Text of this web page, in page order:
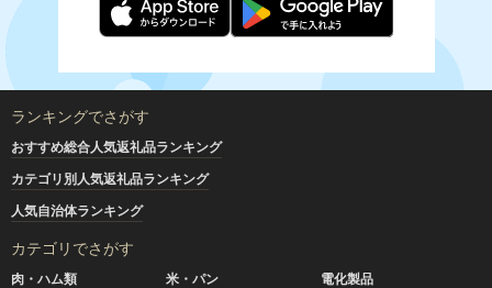
ランキングでさがす
おすすめ総合人気返礼品ランキング
カテゴリ別人気返礼品ランキング
人気自治体ランキング
カテゴリでさがす
肉・ハム類 米・パン
電化製品